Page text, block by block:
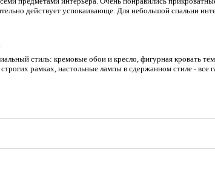
действует успокаивающе. Для небольшой спальни
стиль: кремовые обои и кресло, фигурная кровать
рамках, настольные лампы в сдержанном стиле - все